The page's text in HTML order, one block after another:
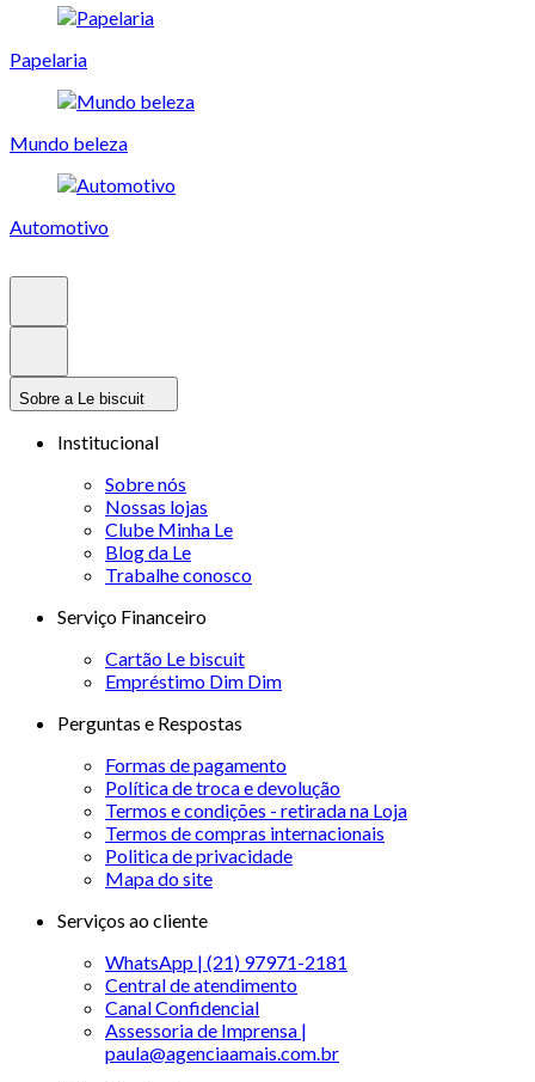
Papelaria
Mundo beleza
Automotivo
Sobre a Le biscuit
Institucional
Sobre nós
Nossas lojas
Clube Minha Le
Blog da Le
Trabalhe conosco
Serviço Financeiro
Cartão Le biscuit
Empréstimo Dim Dim
Perguntas e Respostas
Formas de pagamento
Política de troca e devolução
Termos e condições - retirada na Loja
Termos de compras internacionais
Politica de privacidade
Mapa do site
Serviços ao cliente
WhatsApp | (21) 97971-2181
Central de atendimento
Canal Confidencial
Assessoria de Imprensa |
paula@agenciaamais.com.br